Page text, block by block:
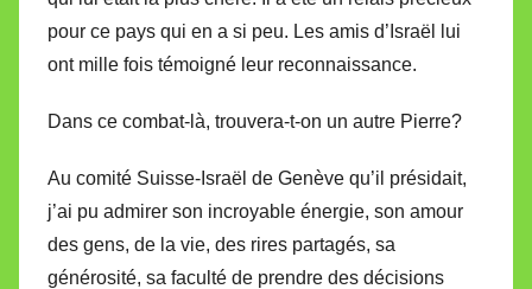
pour ce pays qui en a si peu. Les amis d’Israël lui
ont mille fois témoigné leur reconnaissance.
Dans ce combat-là, trouvera-t-on un autre Pierre?
Au comité Suisse-Israël de Genève qu’il présidait,
j’ai pu admirer son incroyable énergie, son amour
des gens, de la vie, des rires partagés, sa
générosité, sa faculté de prendre des décisions